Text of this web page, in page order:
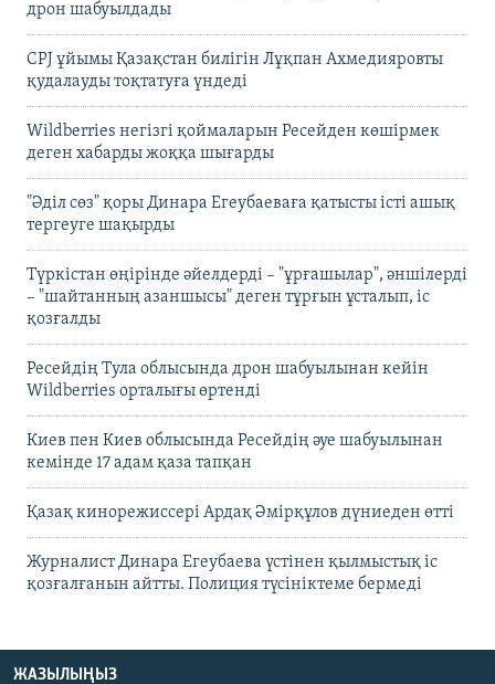
дрон шабуылдады
CPJ ұйымы Қазақстан билігін Лұқпан Ахмедияровты
қудалауды тоқтатуға үндеді
Wildberries негізгі қоймаларын Ресейден көшірмек
деген хабарды жоққа шығарды
"Әділ сөз" қоры Динара Егеубаеваға қатысты істі ашық
тергеуге шақырды
Түркістан өңірінде әйелдерді – "ұрғашылар", әншілерді
– "шайтанның азаншысы" деген тұрғын ұсталып, іс
қозғалды
Ресейдің Тула облысында дрон шабуылынан кейін
Wildberries орталығы өртенді
Киев пен Киев облысында Ресейдің әуе шабуылынан
кемінде 17 адам қаза тапқан
Қазақ кинорежиссері Ардақ Әмірқұлов дүниеден өтті
Журналист Динара Егеубаева үстінен қылмыстық іс
қозғалғанын айтты. Полиция түсініктеме бермеді
ЖАЗЫЛЫҢЫЗ